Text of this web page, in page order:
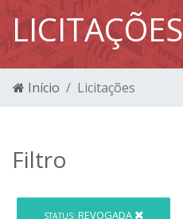
LICITAÇÕES
Início Licitações
Filtro
STATUS: REVOGADA